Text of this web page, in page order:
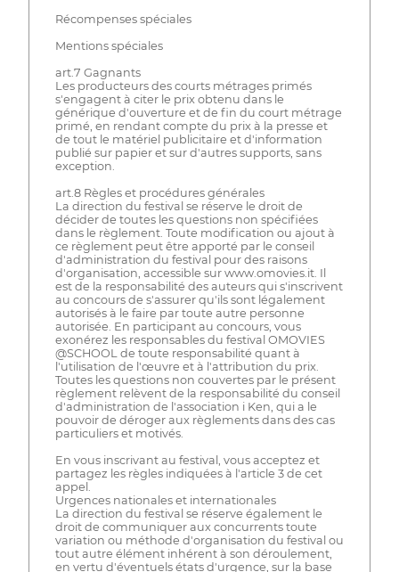
Récompenses spéciales
Mentions spéciales
art.7 Gagnants
Les producteurs des courts métrages primés
s'engagent à citer le prix obtenu dans le
générique d'ouverture et de fin du court métrage
primé, en rendant compte du prix à la presse et
de tout le matériel publicitaire et d'information
publié sur papier et sur d'autres supports, sans
exception.
art.8 Règles et procédures générales
La direction du festival se réserve le droit de
décider de toutes les questions non spécifiées
dans le règlement. Toute modification ou ajout à
ce règlement peut être apporté par le conseil
d'administration du festival pour des raisons
d'organisation, accessible sur www.omovies.it. Il
est de la responsabilité des auteurs qui s'inscrivent
au concours de s'assurer qu'ils sont légalement
autorisés à le faire par toute autre personne
autorisée. En participant au concours, vous
exonérez les responsables du festival OMOVIES
@SCHOOL de toute responsabilité quant à
l'utilisation de l'œuvre et à l'attribution du prix.
Toutes les questions non couvertes par le présent
règlement relèvent de la responsabilité du conseil
d'administration de l'association i Ken, qui a le
pouvoir de déroger aux règlements dans des cas
particuliers et motivés.
En vous inscrivant au festival, vous acceptez et
partagez les règles indiquées à l'article 3 de cet
appel.
Urgences nationales et internationales
La direction du festival se réserve également le
droit de communiquer aux concurrents toute
variation ou méthode d'organisation du festival ou
tout autre élément inhérent à son déroulement,
en vertu d'éventuels états d'urgence, sur la base